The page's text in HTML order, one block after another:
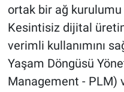
ortak bir ağ
Kesintisiz dijital
verimli kullanımını
Yaşam Döngüsü
Management - PLM)